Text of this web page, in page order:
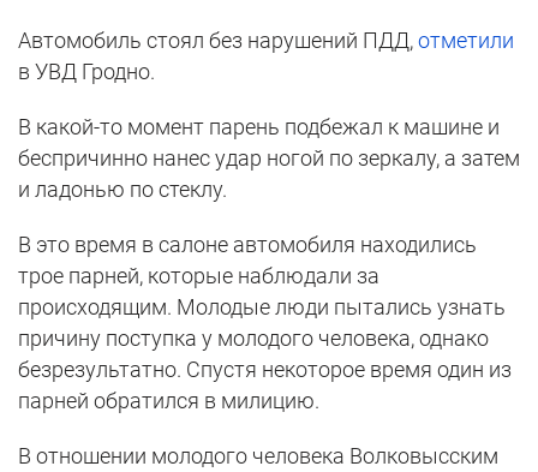
Автомобиль стоял без нарушений ПДД,отметили
в УВД Гродно.
В какой-то момент парень подбежал к машине и
беспричинно нанес удар ногой по зеркалу, а затем
и ладонью по стеклу.
В это время в салоне автомобиля находились
трое парней, которые наблюдали за
происходящим. Молодые люди пытались узнать
причину поступка у молодого человека, однако
безрезультатно. Спустя некоторое время один из
парней обратился в милицию.
В отношении молодого человека Волковысским